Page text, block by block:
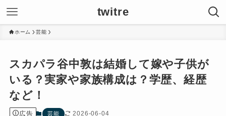
twitre
ホーム 芸能
スカパラ谷中敦は結婚して嫁や子供が
いる？実家や家族構成は？学歴、経歴
など！
広告 芸能 2026-06-04